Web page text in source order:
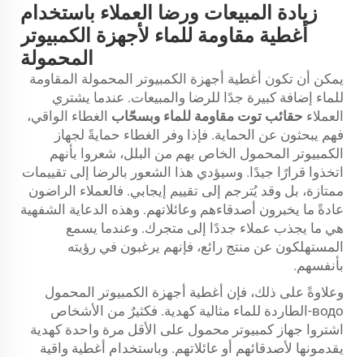
زيادة المبيعات ورضا العملاء باستخدام
أغطية مقاومة للماء لأجهزة الكمبيوتر
المحمولة
يمكن أن تكون أغطية أجهزة الكمبيوتر المحمولة المقاومة
للماء إضافة كبيرة جدًا للرضا والمبيعات. عندما يشتري
العملاء حقائب توت مقاومة للماء وبسحّاب الغطاء الواقي،
فهم يبحثون عن الحماية. فإذا وفر الغطاء حمايةً لجهاز
الكمبيوتر المحمول الخاص بهم من البلل، شعروا بأنهم
اتخذوا قرارًا جيدًا. وسيؤدي هذا الشعور بالرضا إلى تقييمات
ممتازة، بل وقد يُترجم إلى تقييم إيجابي. فالعملاء الراضون
عادةً ما يخبرون أصدقاءهم وعائلاتهم. وهذه الدعاية الشفهية
هي ما يجذب عملاء جددًا إلى متجرك. وعندما يسمع
المستهلكون عن منتج رائع، فإنهم يرغبون في رؤيته
بأنفسهم.
وعلاوةً على ذلك، فإن أغطية أجهزة الكمبيوتر المحمول
водо-الطاردة للماء مثالية كهدية. فكثيرٌ من الأشخاص
اشتروا جهاز كمبيوتر محمول على الأقل مرة واحدة كهدية
يقدمونها لأصدقائهم أو عائلاتهم. وباستخدام أغطية واقية